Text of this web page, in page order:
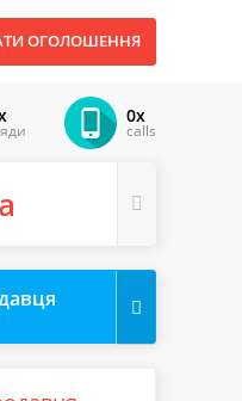
ОГОЛОШЕННЯ
0x
calls